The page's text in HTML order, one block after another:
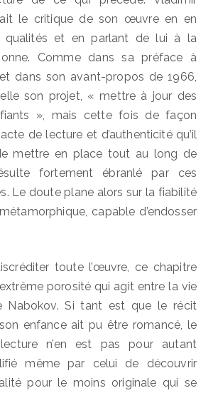
le critique de son œuvre en en
qualités et en parlant de lui à la
Comme dans sa préface à
et dans son avant-propos de 1966,
son projet, « mettre à jour des
», mais cette fois de façon
de lecture et d’authenticité qu’il
mettre en place tout au long de
fortement ébranlé par ces
Le doute plane alors sur la fiabilité
capable d’endosser
toute l’œuvre, ce chapitre
porosité qui agit entre la vie
Nabokov. Si tant est que le récit
enfance ait pu être romancé, le
n’en est pas pour autant
même par celui de découvrir
pour le moins originale qui se